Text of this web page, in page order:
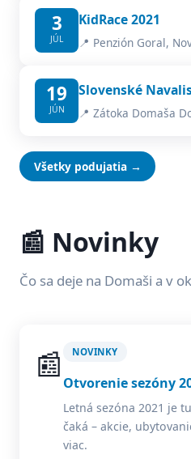
3
JÚL
KidRace 2021
📍 Penzión Goral,
19
JÚN
Slovenské
📍 Zátoka Domaša
Všetky podujatia →
📰 Novinky
Čo sa deje na Domaši a v
📰 NOVINKY
Otvorenie sezóny
Letná sezóna 2021 je
čaká – akcie,
viac.